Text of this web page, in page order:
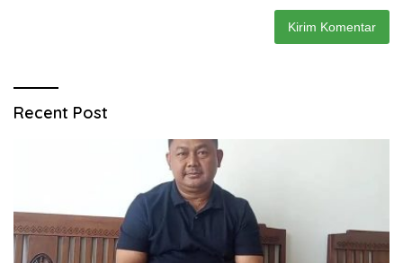
Recent Post